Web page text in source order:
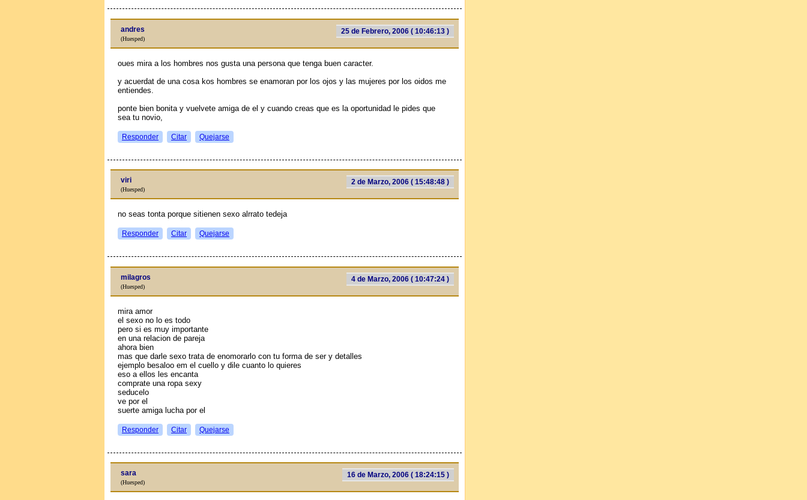
25 de Febrero, 2006 ( 10:46:13 )
andres
(Huesped)
oues mira a los hombres nos gusta una persona que tenga buen caracter.
y acuerdat de una cosa kos hombres se enamoran por los ojos y las mujeres por los oidos me
entiendes.
ponte bien bonita y vuelvete amiga de el y cuando creas que es la oportunidad le pides que
sea tu novio,
Responder Citar Quejarse
2 de Marzo, 2006 ( 15:48:48 )
viri
(Huesped)
no seas tonta porque sitienen sexo alrrato tedeja
Responder Citar Quejarse
4 de Marzo, 2006 ( 10:47:24 )
milagros
(Huesped)
mira amor
el sexo no lo es todo
pero si es muy importante
en una relacion de pareja
ahora bien
mas que darle sexo trata de enomorarlo con tu forma de ser y detalles
ejemplo besaloo em el cuello y dile cuanto lo quieres
eso a ellos les encanta
comprate una ropa sexy
seducelo
ve por el
suerte amiga lucha por el
Responder Citar Quejarse
16 de Marzo, 2006 ( 18:24:15 )
sara
(Huesped)